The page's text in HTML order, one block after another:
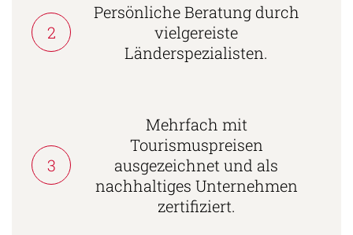
2
Persönliche Beratung durch
vielgereiste
Länderspezialisten.
3
Mehrfach mit
Tourismuspreisen
ausgezeichnet und als
nachhaltiges Unternehmen
zertifiziert.